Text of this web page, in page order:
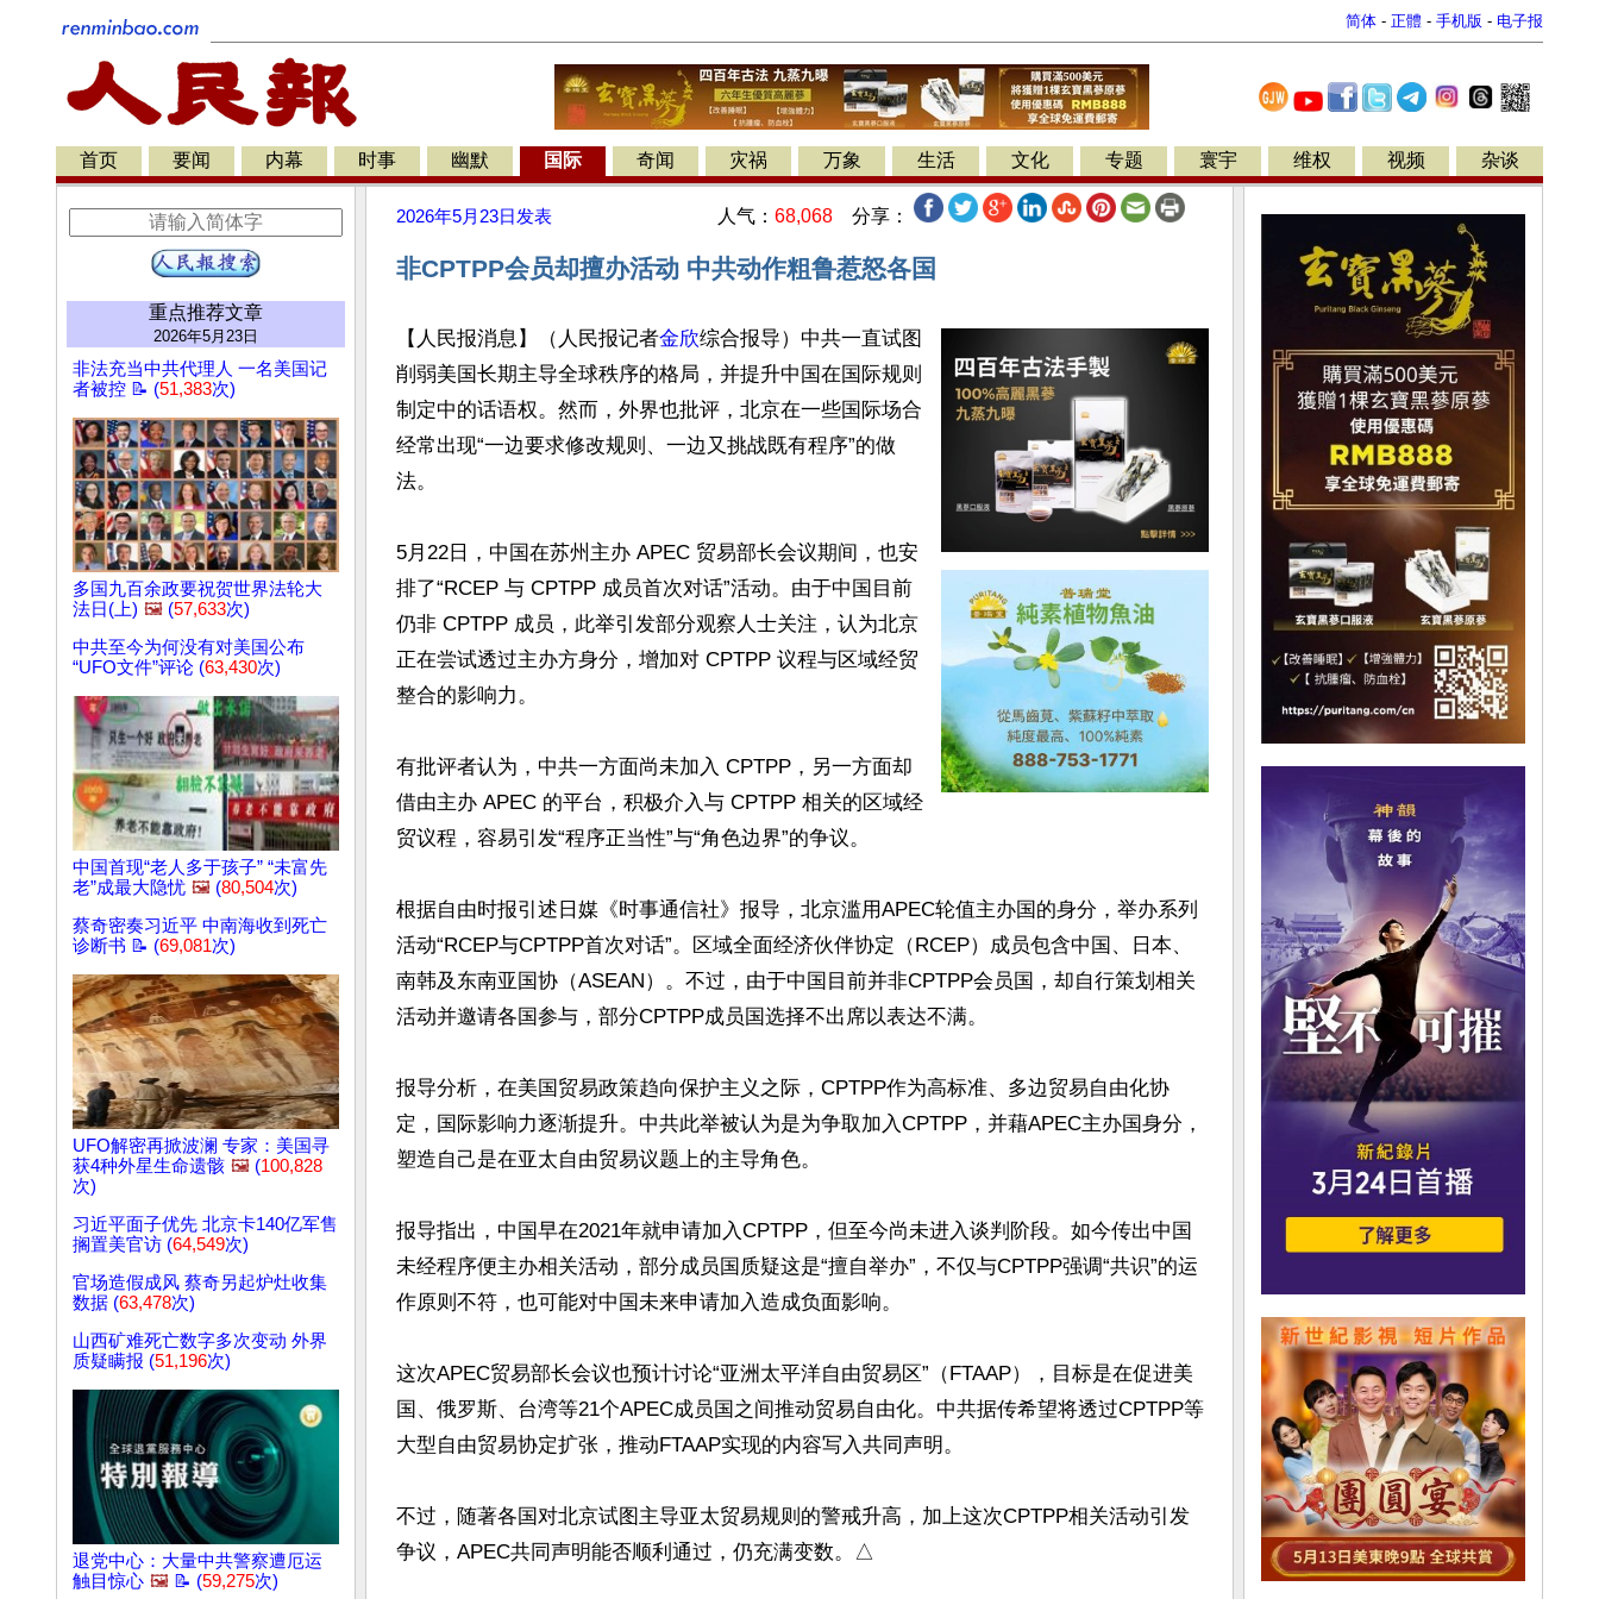
简体 - 正體 - 手机版 - 电子报
首页 要闻 内幕 时事 幽默 国际 奇闻 灾祸 万象 生活 文化 专题 寰宇 维权 视频 杂谈
重点推荐文章
2026年5月23日
非法充当中共代理人 一名美国记
者被控 📝 (51,383次)
多国九百余政要祝贺世界法轮大
法日(上) 🖼️ (57,633次)
中共至今为何没有对美国公布
“UFO文件”评论 (63,430次)
中国首现“老人多于孩子” “未富先
老”成最大隐忧 🖼️ (80,504次)
蔡奇密奏习近平 中南海收到死亡
诊断书 📝 (69,081次)
UFO解密再掀波澜 专家：美国寻
获4种外星生命遗骸 🖼️ (100,828
次)
习近平面子优先 北京卡140亿军售
搁置美官访 (64,549次)
官场造假成风 蔡奇另起炉灶收集
数据 (63,478次)
山西矿难死亡数字多次变动 外界
质疑瞒报 (51,196次)
退党中心：大量中共警察遭厄运
触目惊心 🖼️ 📝 (59,275次)
2026年5月23日 发表 人气： 68,068 分享：
非CPTPP会员却擅办活动 中共动作粗鲁惹怒各国
【人民报消息】（人民报记者金欣综合报导）中共一直试图
削弱美国长期主导全球秩序的格局，并提升中国在国际规则
制定中的话语权。然而，外界也批评，北京在一些国际场合
经常出现“一边要求修改规则、一边又挑战既有程序”的做
法。
5月22日，中国在苏州主办 APEC 贸易部长会议期间，也安
排了“RCEP 与 CPTPP 成员首次对话”活动。由于中国目前
仍非 CPTPP 成员，此举引发部分观察人士关注，认为北京
正在尝试透过主办方身分，增加对 CPTPP 议程与区域经贸
整合的影响力。
有批评者认为，中共一方面尚未加入 CPTPP，另一方面却
借由主办 APEC 的平台，积极介入与 CPTPP 相关的区域经
贸议程，容易引发“程序正当性”与“角色边界”的争议。
根据自由时报引述日媒《时事通信社》报导，北京滥用APEC轮值主办国的身分，举办系列
活动“RCEP与CPTPP首次对话”。区域全面经济伙伴协定（RCEP）成员包含中国、日本、
南韩及东南亚国协（ASEAN）。不过，由于中国目前并非CPTPP会员国，却自行策划相关
活动并邀请各国参与，部分CPTPP成员国选择不出席以表达不满。
报导分析，在美国贸易政策趋向保护主义之际，CPTPP作为高标准、多边贸易自由化协
定，国际影响力逐渐提升。中共此举被认为是为争取加入CPTPP，并藉APEC主办国身分，
塑造自己是在亚太自由贸易议题上的主导角色。
报导指出，中国早在2021年就申请加入CPTPP，但至今尚未进入谈判阶段。如今传出中国
未经程序便主办相关活动，部分成员国质疑这是“擅自举办”，不仅与CPTPP强调“共识”的运
作原则不符，也可能对中国未来申请加入造成负面影响。
这次APEC贸易部长会议也预计讨论“亚洲太平洋自由贸易区”（FTAAP），目标是在促进美
国、俄罗斯、台湾等21个APEC成员国之间推动贸易自由化。中共据传希望将透过CPTPP等
大型自由贸易协定扩张，推动FTAAP实现的内容写入共同声明。
不过，随著各国对北京试图主导亚太贸易规则的警戒升高，加上这次CPTPP相关活动引发
争议，APEC共同声明能否顺利通过，仍充满变数。△